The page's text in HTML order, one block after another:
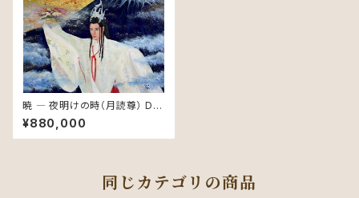
暁 ― 夜明けの時（⽉読尊） Da
ybreak – The Time of Daw
n (Tsukuyomi)
¥880,000
同じカテゴリの商品